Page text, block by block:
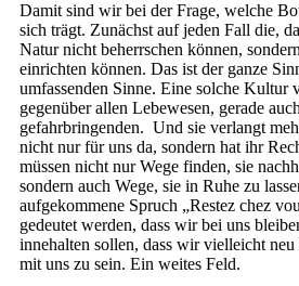
Damit sind wir bei der Frage, welche
sich trägt. Zunächst auf jeden Fall die,
Natur nicht beherrschen können,
einrichten können. Das ist der ganze
umfassenden Sinne. Eine solche Kultur
gegenüber allen Lebewesen, gerade
gefahrbringenden. Und sie verlangt
nicht nur für uns da, sondern hat ihr
müssen nicht nur Wege finden, sie
sondern auch Wege, sie in Ruhe zu
aufgekommene Spruch „Restez chez
gedeutet werden, dass wir bei uns
innehalten sollen, dass wir vielleicht neu
mit uns zu sein. Ein weites Feld.